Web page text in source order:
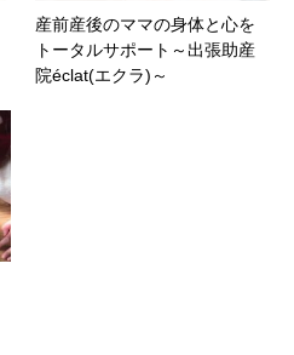
産前産後のママの身体と心を
トータルサポート～出張助産
院éclat(エクラ)～